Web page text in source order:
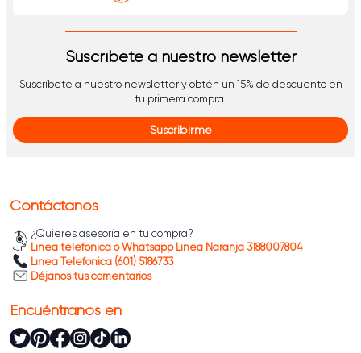
Suscríbete a nuestro newsletter
Suscríbete a nuestro newsletter y obtén un 15% de descuento en
tu primera compra.
Suscribirme
Contáctanos
¿Quieres asesoría en tu compra?
Línea telefónica o Whatsapp Línea Naranja 3188007804
Línea Telefónica (601) 5186733
Déjanos tus comentarios
Encuéntranos en